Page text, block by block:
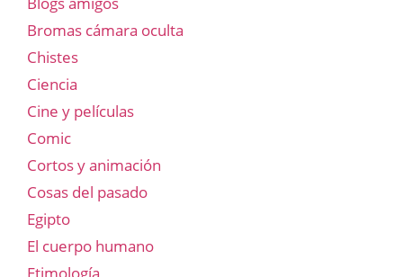
Bromas cámara oculta
Chistes
Ciencia
Cine y películas
Comic
Cortos y animación
Cosas del pasado
Egipto
El cuerpo humano